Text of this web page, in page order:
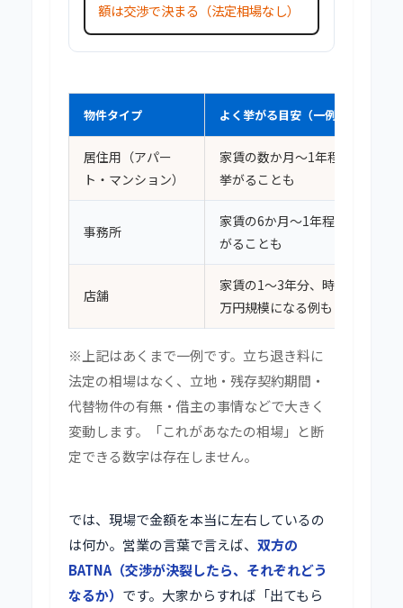
額は交渉で決まる（法定相場なし）
物件タイプ よく挙がる目安（一例）
居住用（アパー
ト・マンション）
家賃の数か月〜1年程度が
挙がることも
事務所
家賃の6か月〜1年程度が挙
がることも
店舗
家賃の1〜3年分、時に数千
万円規模になる例も
※上記はあくまで一例です。立ち退き料に
法定の相場はなく、立地・残存契約期間・
代替物件の有無・借主の事情などで大きく
変動します。「これがあなたの相場」と断
定できる数字は存在しません。
では、現場で金額を本当に左右しているの
は何か。営業の言葉で言えば、 双方の
BATNA（交渉が決裂したら、それぞれどう
なるか） です。大家からすれば「出てもら